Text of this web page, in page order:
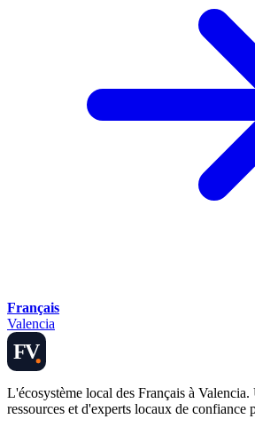
Français
Valencia
FV
L'écosystème local des Français à
ressources et d'experts locaux de confiance